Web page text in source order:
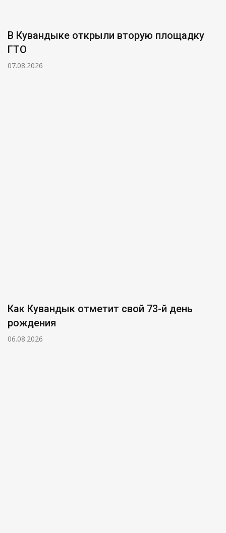
В Кувандыке открыли вторую площадку
ГТО
07.08.2026
Как Кувандык отметит свой 73-й день
рождения
06.08.2026